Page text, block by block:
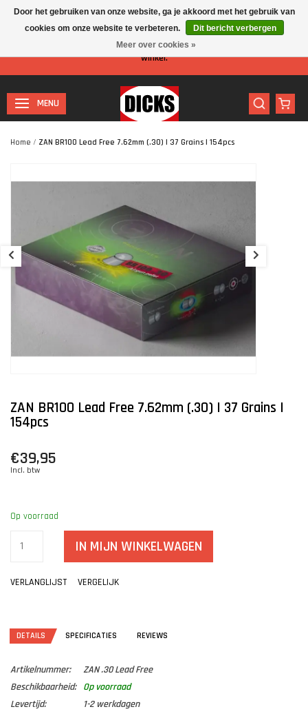
Let op: I.v.m. de zomervakantie is er minder personeel aanwezig in de
winkel.
MENU
Home / ZAN BR100 Lead Free 7.62mm (.30) | 37 Grains | 154pcs
ZAN BR100 Lead Free 7.62mm (.30) | 37 Grains |
154pcs
€39,95
Incl. btw
Op voorraad
IN MIJN WINKELWAGEN
VERLANGLIJST VERGELIJK
DETAILS SPECIFICATIES REVIEWS
Artikelnummer:
ZAN .30 Lead Free
Beschikbaarheid:
Op voorraad
Levertijd:
1-2 werkdagen
Door het gebruiken van onze website, ga je akkoord met het gebruik van
cookies om onze website te verbeteren.
Dit bericht verbergen
Meer over cookies »